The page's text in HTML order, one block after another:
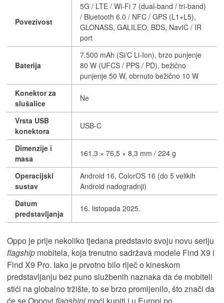
Povezivost
5G / LTE / Wi-Fi 7 (dual-band / tri-band)
/ Bluetooth 6.0 / NFC / GPS (L1+L5),
GLONASS, GALILEO, BDS, NavIC / IR
port
Baterija
7.500 mAh (Si/C Li-Ion), brzo punjenje
80 W (UFCS / PPS / PD), bežično
punjenje 50 W, obrnuto bežično 10 W
Konektor za
slušalice
Ne
Vrsta USB
konektora
USB-C
Dimenzije i
masa
161,3 × 76,5 × 8,3 mm / 224 g
Operacijski
sustav
Android 16, ColorOS 16 (do 5 velikih
Android nadogradnji)
Datum
predstavljanja
16. listopada 2025.
Oppo je prije nekoliko tjedana predstavio svoju novu seriju
flagship mobitela, koja trenutno sadržava modele Find X9 i
Find X9 Pro. Iako je prvotno bilo riječ o kineskom
predstavljanju bez puno službenih naznaka da će mobiteli
stići na globalno tržište, to se brzo promijenilo, što znači da